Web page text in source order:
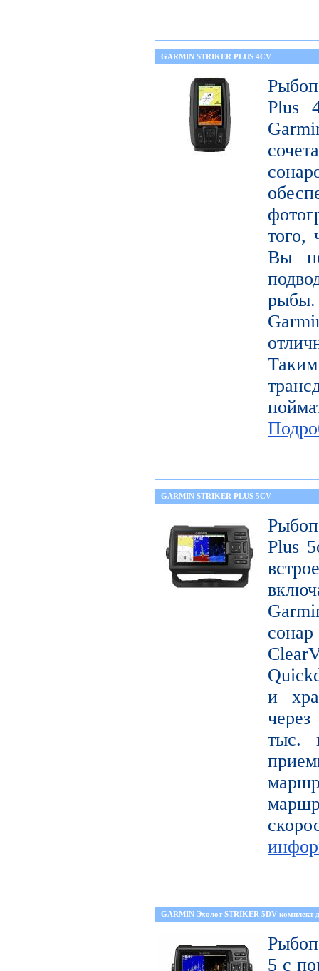
GARMIN STRIKER PLUS 4CV
Plus
того,
Вы
GARMIN STRIKER PLUS 5CV
Plus
и
тыс.
GARMIN Эхолот STRIKER 5DV комплект
5 с